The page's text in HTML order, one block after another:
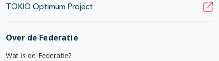
TOKIO Optimum Project
Over de Federatie
Wat is de Federatie?